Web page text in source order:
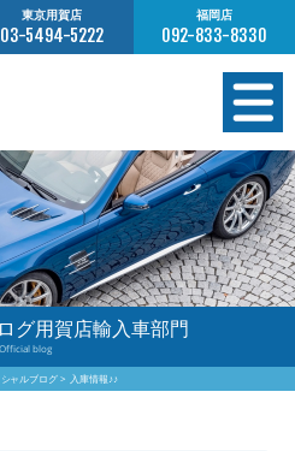
東京用賀店
03-5494-5222
福岡店
092-833-8330
在庫情報
ダー販売
サービス
について
グ用賀店輸入車部門
Official blog
ャルブログ 入庫情報♪♪